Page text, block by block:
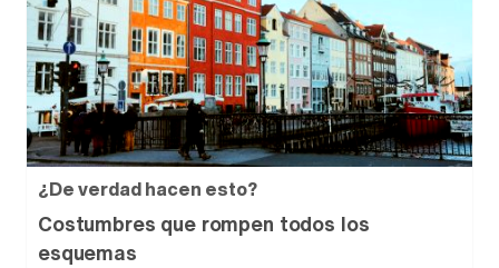
¿De verdad hacen esto?
Costumbres que rompen todos los
esquemas